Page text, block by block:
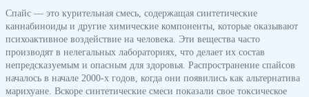
Спайс — это курительная смесь, содержащая синтетические
каннабиноиды и другие химические компоненты, которые оказывают
психоактивное воздействие на человека. Эти вещества часто
производят в нелегальных лабораториях, что делает их состав
непредсказуемым и опасным для здоровья. Распространение спайсов
началось в начале 2000-х годов, когда они появились как альтернатива
марихуане. Вскоре синтетические смеси показали свое токсическое